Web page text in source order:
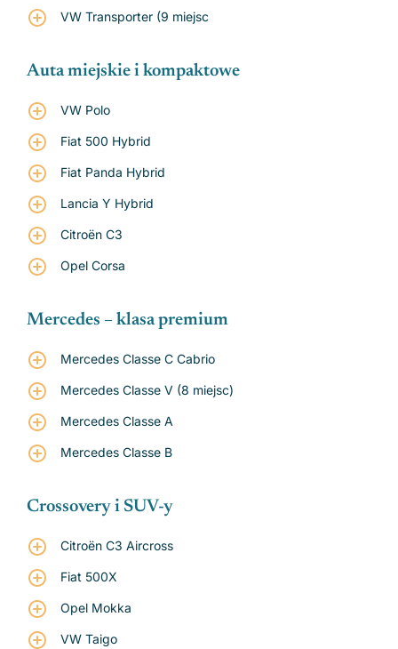
VW Transporter (9 miejsc
Auta miejskie i kompaktowe
VW Polo
Fiat 500 Hybrid
Fiat Panda Hybrid
Lancia Y Hybrid
Citroën C3
Opel Corsa
Mercedes – klasa premium
Mercedes Classe C Cabrio
Mercedes Classe V (8 miejsc)
Mercedes Classe A
Mercedes Classe B
Crossovery i SUV-y
Citroën C3 Aircross
Fiat 500X
Opel Mokka
VW Taigo